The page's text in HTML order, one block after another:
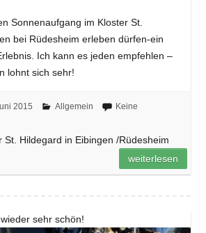
Sonnenaufgang im Kloster St.
bei Rüdesheim erleben dürfen-ein
Ich kann es jeden empfehlen –
lohnt sich sehr!
2015 Allgemein
Keine
St. Hildegard in Eibingen /Rüdesheim
weiterlesen
sehr schön!